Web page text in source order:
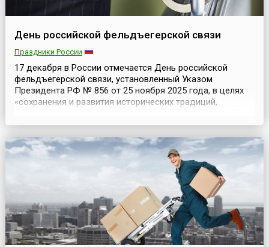
День российской фельдъегерской связи
Праздники России
17 декабря в России отмечается День российской
фельдъегерской связи, установленный Указом
Президента РФ № 856 от 25 ноября 2025 года, в целях
«сохранения и развития исторических традиций,
фельдъегерской связи». До принятия этого документа
День сотрудников Государственной фельдъегерской
службы отмечался в этот день неофициально.
Фельдъегерь (от не...